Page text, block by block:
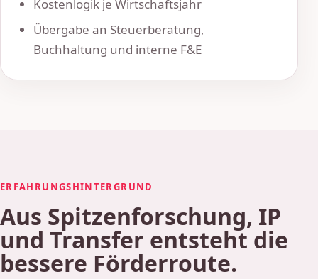
Kostenlogik je Wirtschaftsjahr
Übergabe an Steuerberatung,
Buchhaltung und interne F&E
ERFAHRUNGSHINTERGRUND
Aus Spitzenforschung, IP
und Transfer entsteht die
bessere Förderroute.